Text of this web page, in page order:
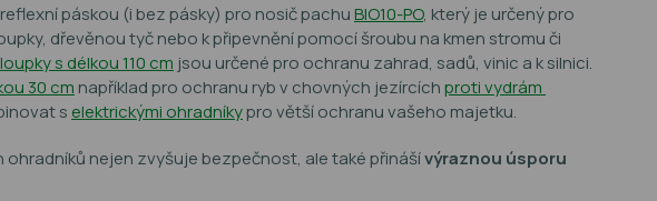
páskou (i bez pásky) pro nosič pachuBIO10-PO, který je určený pro
dřevěnou tyč nebo k připevnění pomocí šroubu na kmen stromu či
s délkou 110 cm jsou určené pro ochranu zahrad, sadů, vinic a k silnici.
30 cm například pro ochranu ryb v chovných jezírcíchproti vydrám
s elektrickými ohradníkypro větší ochranu vašeho majetku.
nejen zvyšuje bezpečnost, ale také přinášívýraznou úsporu